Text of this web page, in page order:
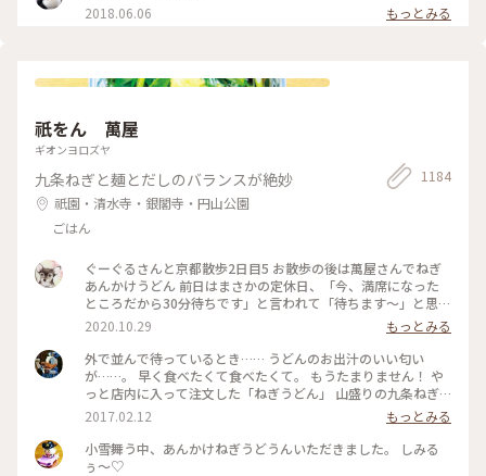
2018.06.06
もっとみる
祇をん 萬屋
ギオンヨロズヤ
九条ねぎと麺とだしのバランスが絶妙
祇園・清水寺・銀閣寺・円山公園
ごはん
1184
ぐーぐるさんと京都散歩2日目5 お散歩の後は萬屋さんでねぎ
あんかけうどん 前日はまさかの定休日、「今、満席になった
ところだから30分待ちです」と言われて「待ちます〜」と思わ
ず♡︎😆 検温もして無事にいただきました❣️ #小さな秋 #京都 #
食欲の秋
2020.10.29
もっとみる
外で並んで待っているとき…… うどんのお出汁のいい匂い
が……。 早く食べたくて食べたくて。 もうたまりません！ や
っと店内に入って注文した「ねぎうどん」 山盛りの九条ねぎ
と、おろし生姜がのってやってきました！ あ～～もう幸せ
～！ 出汁の匂いを嗅ぎながら、ねぎと生姜、ねぎとうどん、
出汁の順で、あっという間に平らげてしまいました。 食べ終
わったときに友人と目を合わせて笑顔でほっこり！ 身も心も
2017.02.12
もっとみる
小雪舞う中、あんかけねぎうどうんいただきました。 しみる
ぅ〜♡